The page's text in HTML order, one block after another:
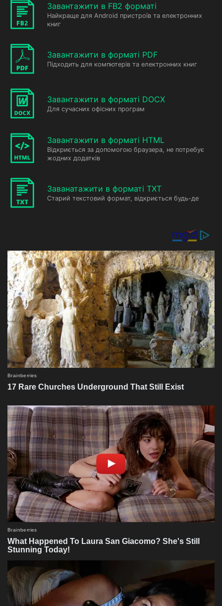
Завантажити в FB2 форматі
Найкраще для Android пристроїв та електронних
книг
Завантажити в форматі PDF
Підходить для компютерів та електронних книг
Завантажити в форматі DOCX
Для сучасних офісних програм
Завантажити в форматі HTML
Відкриється за допомогою браузера, не потребує
жодних додатків
Заванатажити в форматі TXT
Старий текстовий формат, відкриється будь-де